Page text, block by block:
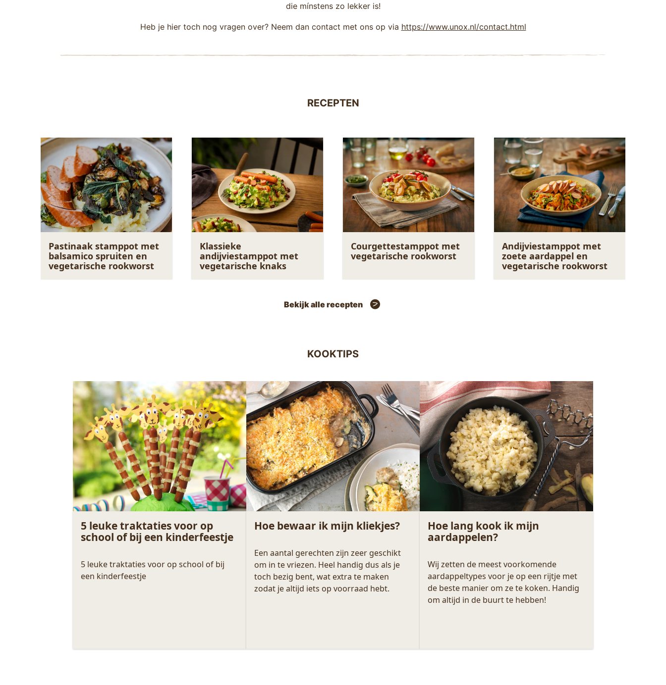
die mínstens zo lekker is!
Heb je hier toch nog vragen over? Neem dan contact met ons op via https://www.unox.nl/contact.html
RECEPTEN
Pastinaak stamppot met
balsamico spruiten en
vegetarische rookworst
Klassieke
andijviestamppot met
vegetarische knaks
Courgettestamppot met
vegetarische rookworst
Andijviestamppot met
zoete aardappel en
vegetarische rookworst
Bekijk alle recepten
KOOKTIPS
5 leuke traktaties voor op
school of bij een kinderfeestje
5 leuke traktaties voor op school of bij
een kinderfeestje
Hoe bewaar ik mijn kliekjes?
Een aantal gerechten zijn zeer geschikt
om in te vriezen. Heel handig dus als je
toch bezig bent, wat extra te maken
zodat je altijd iets op voorraad hebt.
Hoe lang kook ik mijn
aardappelen?
Wij zetten de meest voorkomende
aardappeltypes voor je op een rijtje met
de beste manier om ze te koken. Handig
om altijd in de buurt te hebben!